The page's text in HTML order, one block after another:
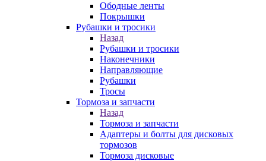
Ободные ленты
Покрышки
Рубашки и тросики
Назад
Рубашки и тросики
Наконечники
Направляющие
Рубашки
Тросы
Тормоза и запчасти
Назад
Тормоза и запчасти
Адаптеры и болты для дисковых
тормозов
Тормоза дисковые